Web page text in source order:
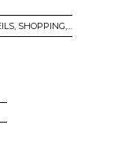
SHOPPING,…